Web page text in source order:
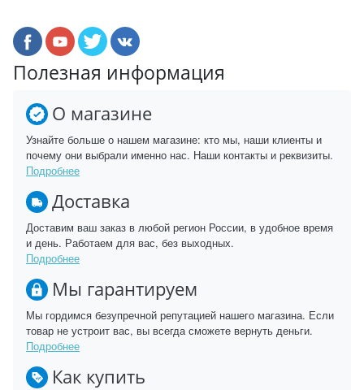
Полезная информация
О магазине
Узнайте больше о нашем магазине: кто мы, наши клиенты и
почему они выбрали именно нас. Наши контакты и реквизиты.
Подробнее
Доставка
Доставим ваш заказ в любой регион России, в удобное время
и день. Работаем для вас, без выходных.
Подробнее
Мы гарантируем
Мы гордимся безупречной репутацией нашего магазина. Если
товар не устроит вас, вы всегда сможете вернуть деньги.
Подробнее
Как купить